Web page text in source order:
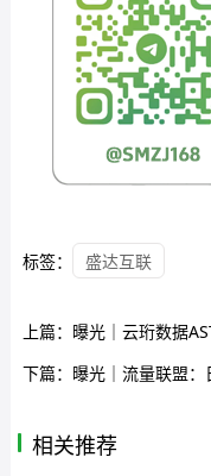
标签： 盛达互联
上篇： 曝光｜云珩数据ASTER：AI
下篇： 曝光｜流量联盟：日
相关推荐